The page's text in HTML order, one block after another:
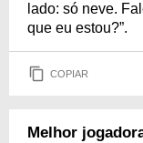
lado: só neve.
que eu estou?”.
COPIAR
Melhor